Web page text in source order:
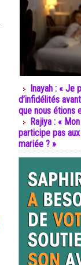
Inayah : « Je
d’infidélités
que nous étions
Rajiya : «
participe pas
mariée ? »